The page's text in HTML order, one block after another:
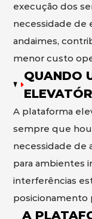
execução dos
necessidade de
andaimes,
menor custo
QUANDO
A plataforma
sempre que
necessidade de
para ambientes
interferências
posicionamento
A